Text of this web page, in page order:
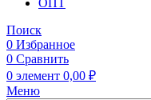
ОПТ
Поиск
0 Избранное
0 Сравнить
0 элемент 0,00 ₽
Меню